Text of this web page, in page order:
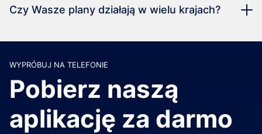
Czy Wasze plany działają w wielu krajach?
WYPRÓBUJ NA TELEFONIE
Pobierz naszą
aplikację za darmo